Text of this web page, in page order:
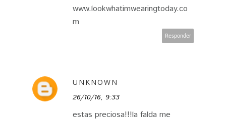
www.lookwhatimwearingtoday.co
m
Responder
UNKNOWN
26/10/16, 9:33
estas preciosa!!!la falda me